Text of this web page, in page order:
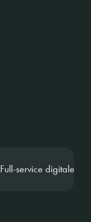
Full-service digitale